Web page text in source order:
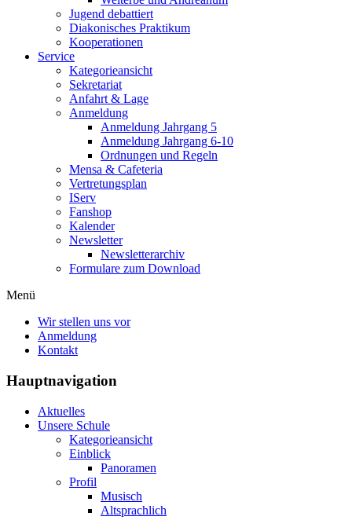
Jugend debattiert
Diakonisches Praktikum
Kooperationen
Service
Kategorieansicht
Sekretariat
Anfahrt & Lage
Anmeldung
Anmeldung Jahrgang 5
Anmeldung Jahrgang 6-10
Ordnungen und Regeln
Mensa & Cafeteria
Vertretungsplan
IServ
Fanshop
Kalender
Newsletter
Newsletterarchiv
Formulare zum Download
Menü
Wir stellen uns vor
Anmeldung
Kontakt
Hauptnavigation
Aktuelles
Unsere Schule
Kategorieansicht
Einblick
Panoramen
Profil
Musisch
Altsprachlich